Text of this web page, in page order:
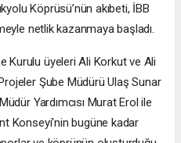
Köprüsü’nün akıbeti, İBB
netlik kazanmaya başladı.
Kurulu üyeleri Ali Korkut ve Ali
Şube Müdürü Ulaş Sunar
Yardımcısı Murat Erol ile
Konseyi'nin bugüne kadar